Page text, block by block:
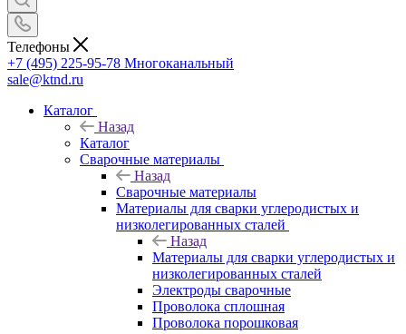
Телефоны
+7 (495) 225-95-78 Многоканальный
sale@ktnd.ru
Каталог
Назад
Каталог
Сварочные материалы
Назад
Сварочные материалы
Материалы для сварки углеродистых и
низколегированных сталей
Назад
Материалы для сварки углеродистых и
низколегированных сталей
Электроды сварочные
Проволока сплошная
Проволока порошковая